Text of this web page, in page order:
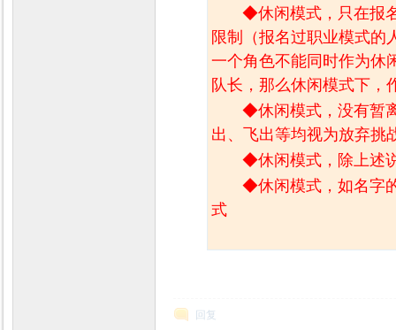
◆休闲模式，只在报
限制（报名过职业模式的
一个角色不能同时作为休
队长，那么休闲模式下，
◆休闲模式，没有暂
出、飞出等均视为放弃挑
◆休闲模式，除上述
◆休闲模式，如名字
式
回复